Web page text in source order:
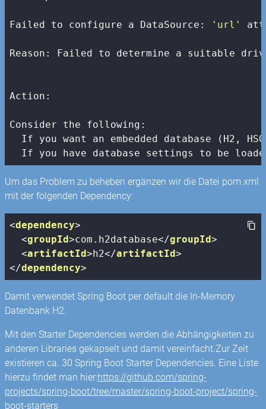
Failed to configure a DataSource: 'url'
Reason: Failed to determine a suitable
Action:
Consider the following:
If you want an embedded database (H2,
If you have database settings to be
Um das Problem zu beheben ergänzen wir die Datei pom.xml
mit der folgenden Dependency:
<dependency>
<groupId>com.h2database</groupId>
<artifactId>h2</artifactId>
</dependency>
Damit verwendet Spring Boot per default die In-Memory
Datenbank H2.
Mit den Starter Dependencies werden die Abhängigkeiten zu
anderen Libraries gekapselt und damit vereinfacht.Zur Zeit
existieren ca. 30 Spring Boot Starter Dependencies. Eine Liste
hierzu findet man hier:https://github.com/spring-
projects/spring-boot/tree/master/spring-boot-project/spring-
boot-starters